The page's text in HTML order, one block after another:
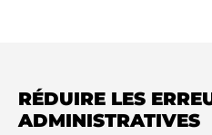
RÉDUIRE LES
ADMINISTRATIVES